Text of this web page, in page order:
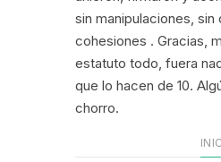
sin manipulaciones,
cohesiones . Gracias,
estatuto todo, fuera
que lo hacen de 10.
chorro.